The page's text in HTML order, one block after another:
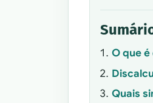
O que
Quais